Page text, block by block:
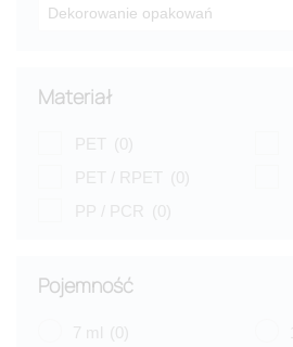
Dekorowanie opakowań
Materiał
PET (0)
PET / RPET (0)
PP / PCR (0)
Pojemność
7 ml
(0)